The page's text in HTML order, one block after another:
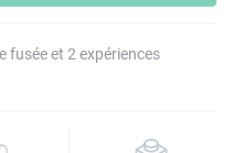
fusée et 2 expériences